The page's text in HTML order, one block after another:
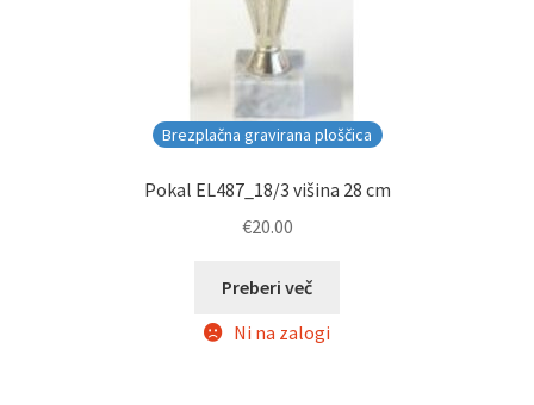
Brezplačna gravirana ploščica
Pokal EL487_18/3 višina 28 cm
€20.00
Preberi več
Ni na zalogi